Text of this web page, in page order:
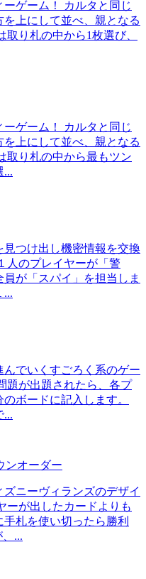
ゲーム！ カルタと同じ
上にして並べ、親となる
り札の中から1枚選び、
ゲーム！ カルタと同じ
上にして並べ、親となる
取り札の中から最もツン
...
つけ出し機密情報を交換
人のプレイヤーが「警
が「スパイ」を担当しま
...
でいくすごろく系のゲー
題が出題されたら、各プ
ボードに記入します。
...
ンオーダー
ニーヴィランズのデザイ
ーが出したカードよりも
札を使い切ったら勝利
...